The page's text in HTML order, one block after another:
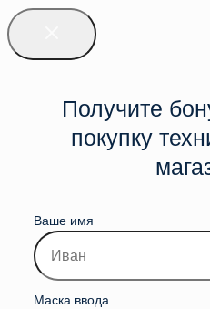
Получите
покупку
Ваше имя
Маска ввода